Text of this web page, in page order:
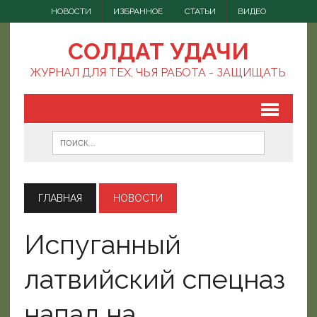
НОВОСТИ ИЗБРАННОЕ СТАТЬИ ВИДЕО
СОЛДАТ УДАЧИ
ЖУРНАЛ ДЛЯ ТЕХ, ЧЬЯ РАБОТА - ЗАЩИЩАТЬ
ГЛАВНАЯ НОВОСТИ
Испуганный
латвийский спецназ